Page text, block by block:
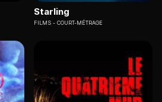
Starling
FILMS COURT-MÉTRAGE